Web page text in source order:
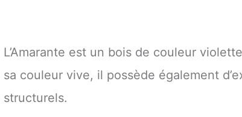
L’Amarante est un bois de couleur
sa couleur vive, il possède également
structurels.